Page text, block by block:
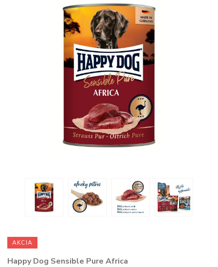
AKCIA
Happy Dog Sensible Pure Africa